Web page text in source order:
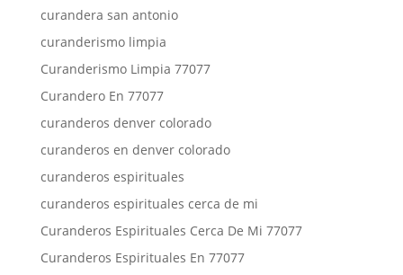
curandera san antonio
curanderismo limpia
Curanderismo Limpia 77077
Curandero En 77077
curanderos denver colorado
curanderos en denver colorado
curanderos espirituales
curanderos espirituales cerca de mi
Curanderos Espirituales Cerca De Mi 77077
Curanderos Espirituales En 77077